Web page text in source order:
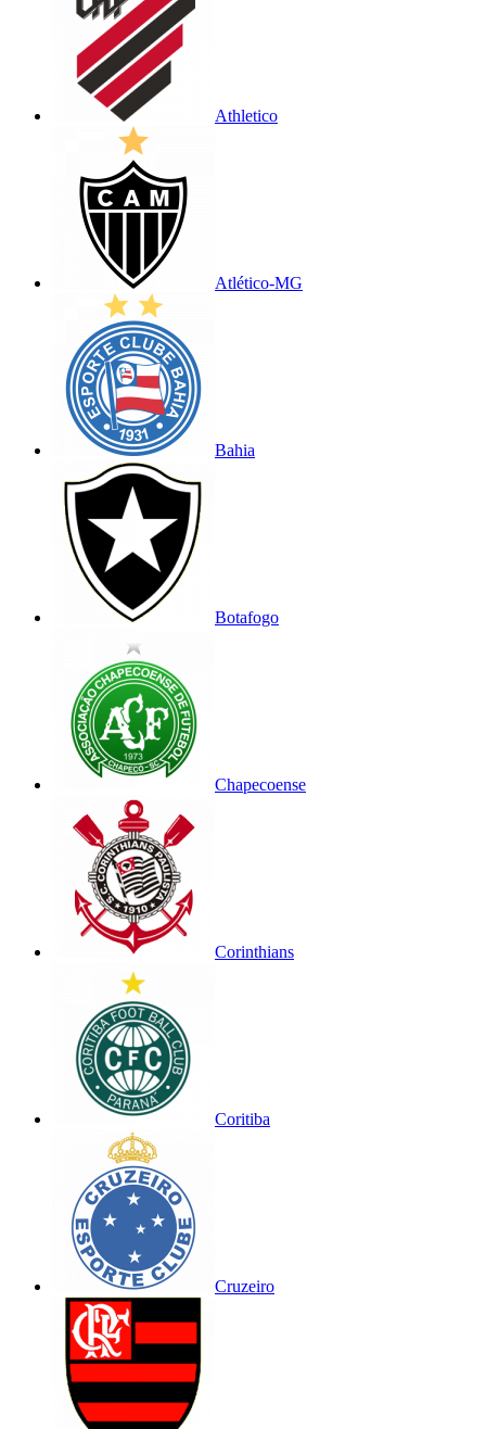
Athletico
Atlético-MG
Bahia
Botafogo
Chapecoense
Corinthians
Coritiba
Cruzeiro